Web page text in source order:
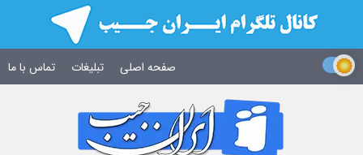
صفحه اصلی تبلیغات تماس با ما